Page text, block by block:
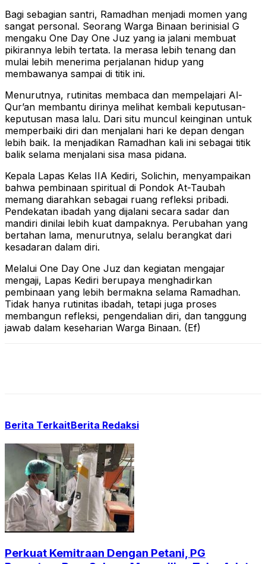
Bagi sebagian santri, Ramadhan menjadi momen yang
sangat personal. Seorang Warga Binaan berinisial G
mengaku One Day One Juz yang ia jalani membuat
pikirannya lebih tertata. Ia merasa lebih tenang dan
mulai lebih menerima perjalanan hidup yang
membawanya sampai di titik ini.
Menurutnya, rutinitas membaca dan mempelajari Al-
Qur’an membantu dirinya melihat kembali keputusan-
keputusan masa lalu. Dari situ muncul keinginan untuk
memperbaiki diri dan menjalani hari ke depan dengan
lebih baik. Ia menjadikan Ramadhan kali ini sebagai titik
balik selama menjalani sisa masa pidana.
Kepala Lapas Kelas IIA Kediri, Solichin, menyampaikan
bahwa pembinaan spiritual di Pondok At-Taubah
memang diarahkan sebagai ruang refleksi pribadi.
Pendekatan ibadah yang dijalani secara sadar dan
mandiri dinilai lebih kuat dampaknya. Perubahan yang
bertahan lama, menurutnya, selalu berangkat dari
kesadaran dalam diri.
Melalui One Day One Juz dan kegiatan mengajar
mengaji, Lapas Kediri berupaya menghadirkan
pembinaan yang lebih bermakna selama Ramadhan.
Tidak hanya rutinitas ibadah, tetapi juga proses
membangun refleksi, pengendalian diri, dan tanggung
jawab dalam keseharian Warga Binaan. (Ef)
Berita TerkaitBerita Redaksi
Perkuat Kemitraan Dengan Petani, PG